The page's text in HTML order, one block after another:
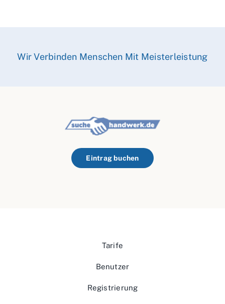
Wir Verbinden Menschen Mit Meisterleistung
Eintrag buchen
Tarife
Benutzer
Registrierung